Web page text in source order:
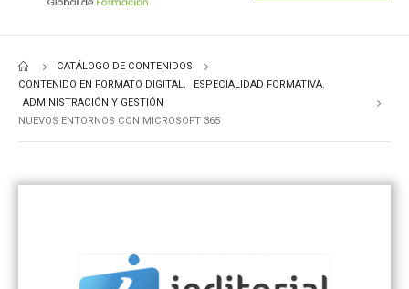
CATÁLOGO DE CONTENIDOS
CONTENIDO EN FORMATO DIGITAL, ESPECIALIDAD FORMATIVA,
ADMINISTRACIÓN Y GESTIÓN
NUEVOS ENTORNOS CON MICROSOFT 365